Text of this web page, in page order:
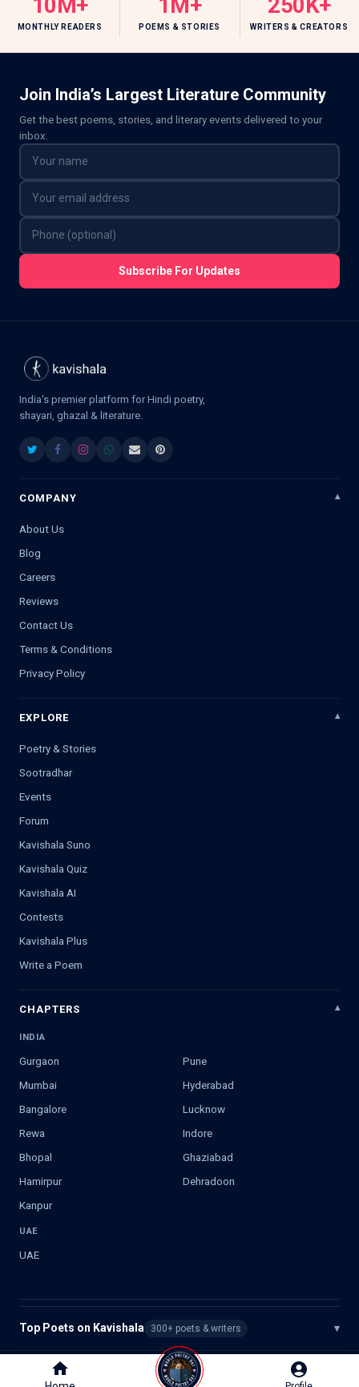
MONTHLY READERS POEMS & STORIES WRITERS & CREATORS
Join India’s Largest Literature Community
Get the best poems, stories, and literary events delivered to your
inbox.
Subscribe For Updates
India's premier platform for Hindi poetry,
shayari, ghazal & literature.
COMPANY
About Us
Blog
Careers
Reviews
Contact Us
Terms & Conditions
Privacy Policy
EXPLORE
Poetry & Stories
Sootradhar
Events
Forum
Kavishala Suno
Kavishala Quiz
Kavishala AI
Contests
Kavishala Plus
Write a Poem
CHAPTERS
INDIA
Gurgaon
Pune
Mumbai
Hyderabad
Bangalore
Lucknow
Rewa
Indore
Bhopal
Ghaziabad
Hamirpur
Dehradoon
Kanpur
UAE
UAE
Top Poets on Kavishala 300+ poets & writers ▾
Kavishala. All rights reserved.